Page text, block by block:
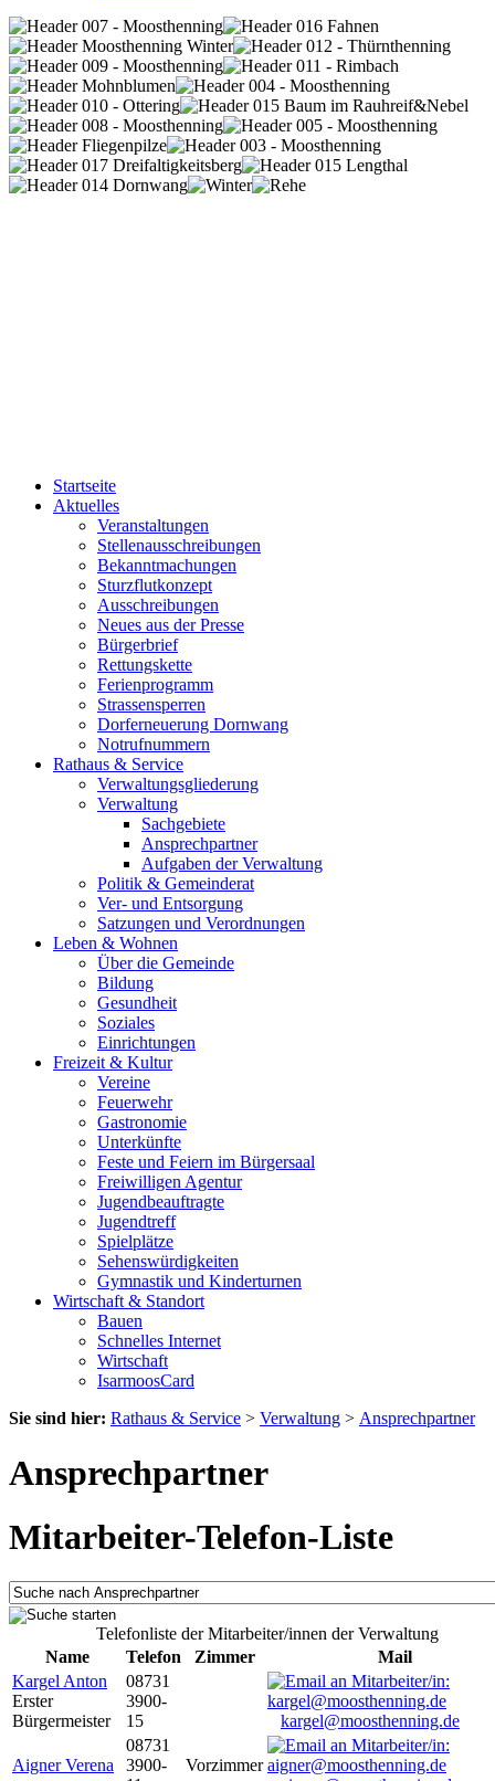
Startseite
Aktuelles
Veranstaltungen
Stellenausschreibungen
Bekanntmachungen
Sturzflutkonzept
Ausschreibungen
Neues aus der Presse
Bürgerbrief
Rettungskette
Ferienprogramm
Strassensperren
Dorferneuerung Dornwang
Notrufnummern
Rathaus & Service
Verwaltungsgliederung
Verwaltung
Sachgebiete
Ansprechpartner
Aufgaben der Verwaltung
Politik & Gemeinderat
Ver- und Entsorgung
Satzungen und Verordnungen
Leben & Wohnen
Über die Gemeinde
Bildung
Gesundheit
Soziales
Einrichtungen
Freizeit & Kultur
Vereine
Feuerwehr
Gastronomie
Unterkünfte
Feste und Feiern im Bürgersaal
Freiwilligen Agentur
Jugendbeauftragte
Jugendtreff
Spielplätze
Sehenswürdigkeiten
Gymnastik und Kinderturnen
Wirtschaft & Standort
Bauen
Schnelles Internet
Wirtschaft
IsarmoosCard
Sie sind hier: Rathaus & Service > Verwaltung > Ansprechpartner
Ansprechpartner
Mitarbeiter-Telefon-Liste
Telefonliste der Mitarbeiter/innen der Verwaltung
Name
Telefon Zimmer
Mail
Kargel Anton
Erster
Bürgermeister
08731
3900-
15
kargel@moosthenning.de
Aigner Verena
08731
3900-
Vorzimmer